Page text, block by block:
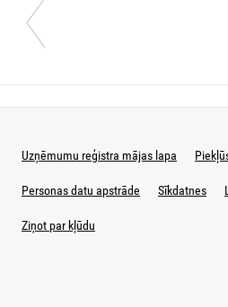
Uzņēmumu reģistra mājas lapa
Personas datu apstrāde Sīkdatnes
Ziņot par kļūdu